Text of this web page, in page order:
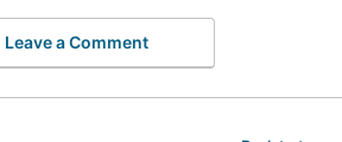
Leave a Comment